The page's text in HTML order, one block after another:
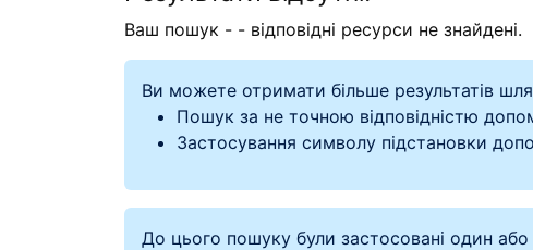
Ваш пошук - - відповідні ресурси не знайдені.
Ви можете отримати більше результатів
Пошук за не точною відповідністю
Застосування символу підстановки
До цього пошуку були застосовані один